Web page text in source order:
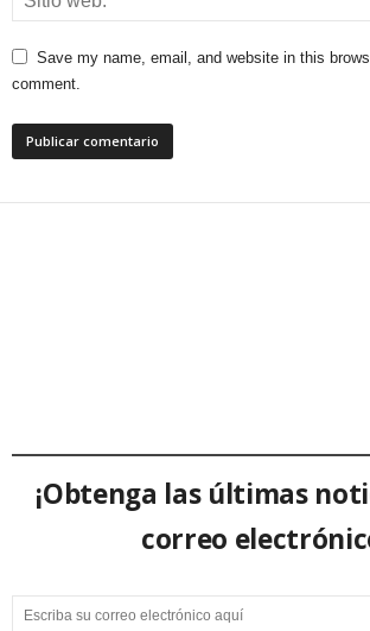
Save my name, email, and website in this
comment.
¡Obtenga las últimas
correo